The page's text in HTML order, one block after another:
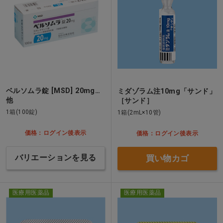
ベルソムラ錠 [MSD] 20mg…
他
1箱(100錠)
価格：ログイン後表示
バリエーションを見る
ミダゾラム注10mg「サンド」
［サンド］
1箱(2mL×10管)
価格：ログイン後表示
買い物カゴ
医療用医薬品 医療用医薬品